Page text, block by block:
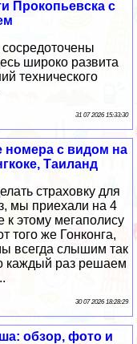
Прокопьевска с
широко развита
технического
31 07 2026 15:33:30
номера с видом на
Таиланд
страховку для
мы приехали на 4
этому мегаполису
того же Гонконга,
всегда слышим так
каждый раз решаем
30 07 2026 18:28:29
обзор, фото и